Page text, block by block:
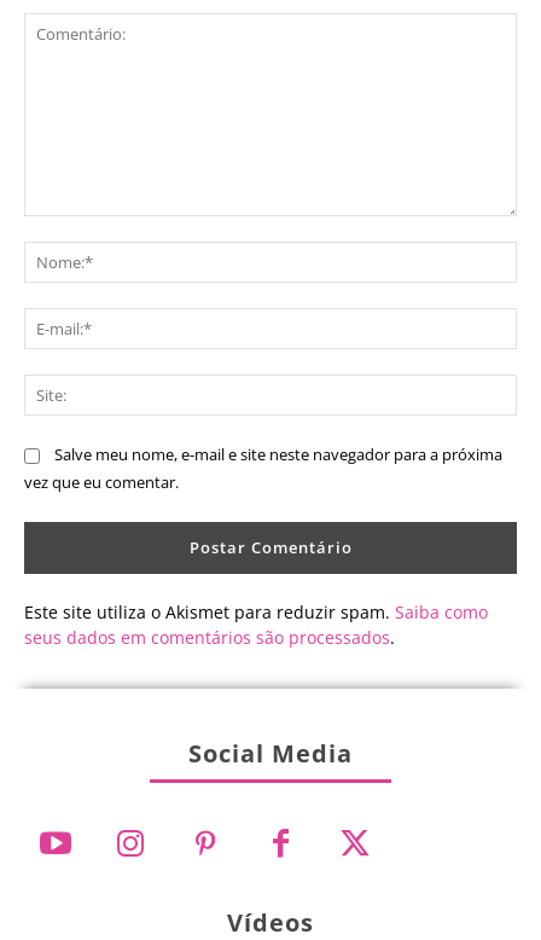
Salve meu nome, e-mail e site neste navegador para a próxima
vez que eu comentar.
Este site utiliza o Akismet para reduzir spam. Saiba como
seus dados em comentários são processados.
Social Media
Vídeos